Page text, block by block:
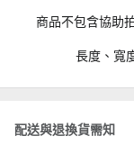
商品不包含協助
長度、寬
配送與退換貨需知